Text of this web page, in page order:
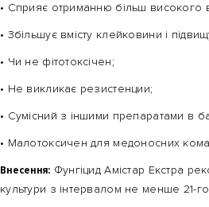
• Сприяє отриманню більш високого
• Збільшує вмісту клейковини і
• Чи не фітотоксічен;
• Не викликає резистенции;
• Сумісний з іншими препаратами в
• Малотоксичен для медоносних
Внесення: Фунгіцид Амістар Екстра
культури з інтервалом не менше 21-